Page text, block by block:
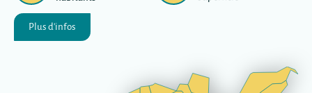
Plus d'infos